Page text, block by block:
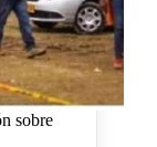
sobre